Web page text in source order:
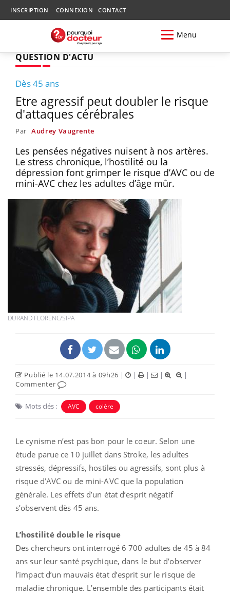
INSCRIPTION CONNEXION CONTACT
Menu
QUESTION D'ACTU
Dès 45 ans
Etre agressif peut doubler le risque
d'attaques cérébrales
Par Audrey Vaugrente
Les pensées négatives nuisent à nos artères.
Le stress chronique, l’hostilité ou la
dépression font grimper le risque d’AVC ou de
mini-AVC chez les adultes d’âge mûr.
DURAND FLORENC/SIPA
Publié le 14.07.2014 à 09h26 | | | |
|
Commenter
Mots clés : AVC colère
Le cynisme n’est pas bon pour le coeur. Selon une
étude parue ce 10 juillet dans Stroke, les adultes
stressés, dépressifs, hostiles ou agressifs, sont plus à
risque d’AVC ou de mini-AVC que la population
générale. Les effets d’un état d’esprit négatif
s’observent dès 45 ans.
L’hostilité double le risque
Des chercheurs ont interrogé 6 700 adultes de 45 à 84
ans sur leur santé psychique, dans le but d’observer
l’impact d’un mauvais état d’esprit sur le risque de
maladie chronique. L’ensemble des participants était